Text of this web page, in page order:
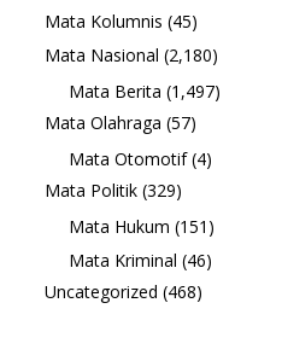
Mata Kolumnis (45)
Mata Nasional (2,180)
Mata Berita (1,497)
Mata Olahraga (57)
Mata Otomotif(4)
Mata Politik (329)
Mata Hukum (151)
Mata Kriminal (46)
Uncategorized (468)